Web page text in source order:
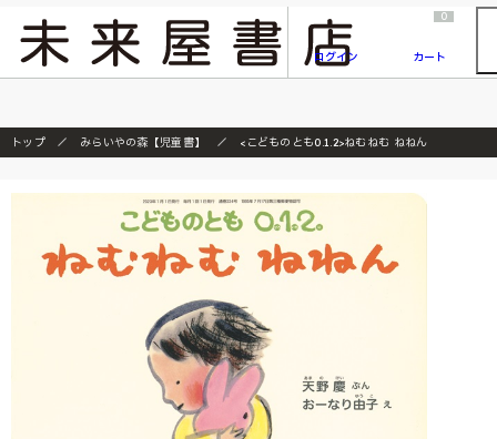
『ONE PIECE magazine 021 ONE PIECEカード付き同梱版』発売延期のご案内
ログイン
0
カート
トップ みらいやの森【児童書】 <こどものとも0.1.2>ねむねむ ねねん